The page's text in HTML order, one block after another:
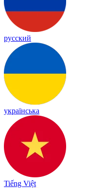
русский
українська
Tiếng Việt